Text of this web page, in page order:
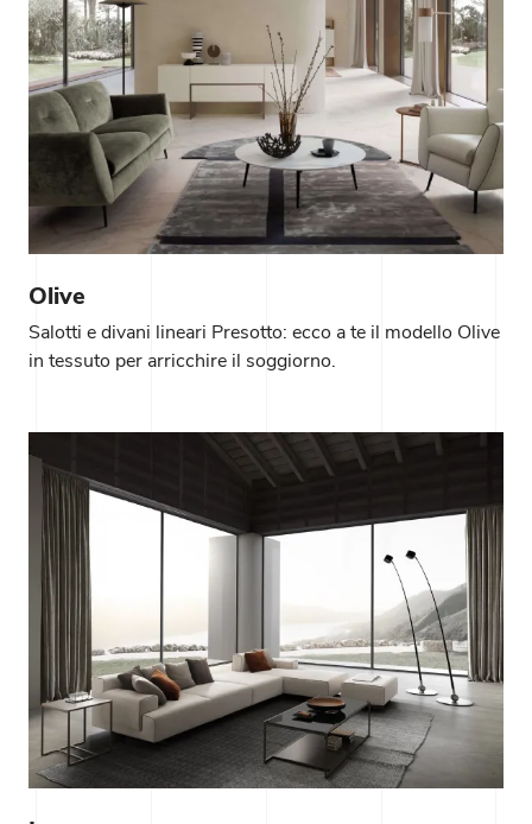
Olive
Salotti e divani lineari Presotto: ecco a te il modello Olive
in tessuto per arricchire il soggiorno.